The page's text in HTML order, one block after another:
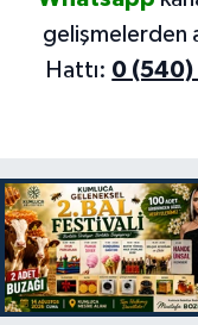
gelişmelerden
Hattı: 0 (540)